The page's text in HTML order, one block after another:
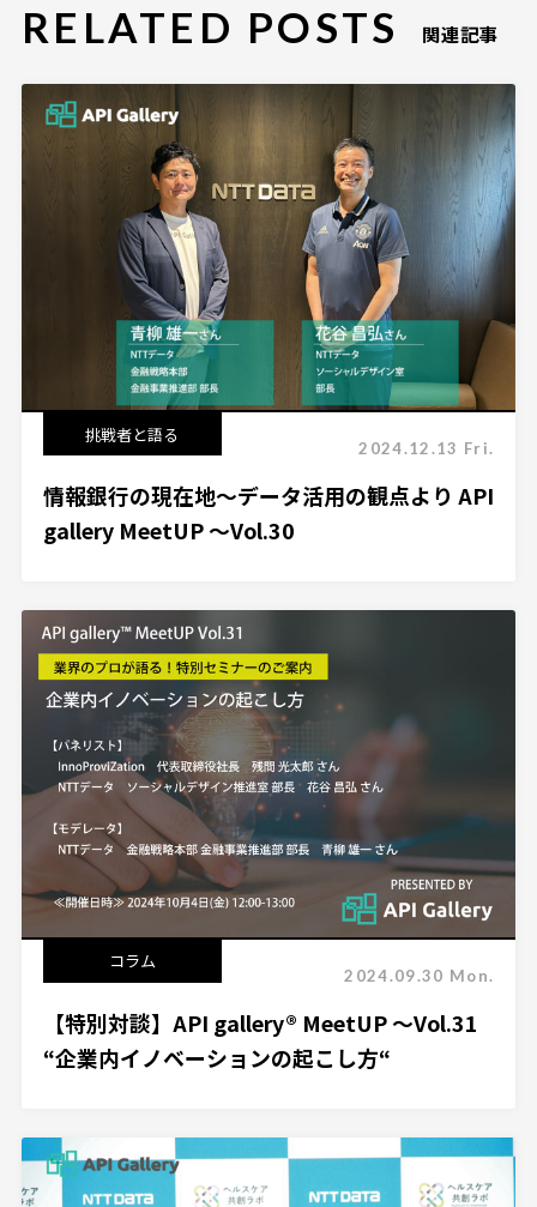
RELATED POSTS 関連記事
挑戦者と語る
2024.12.13 Fri.
情報銀行の現在地～データ活用の観点より API
gallery MeetUP ～Vol.30
コラム
2024.09.30 Mon.
【特別対談】API gallery® MeetUP ～Vol.31
“企業内イノベーションの起こし方“